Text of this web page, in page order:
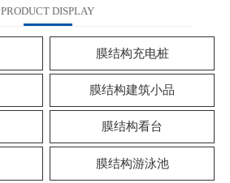
PRODUCT DISPLAY
膜结构充电桩
膜结构建筑小品
膜结构看台
膜结构游泳池